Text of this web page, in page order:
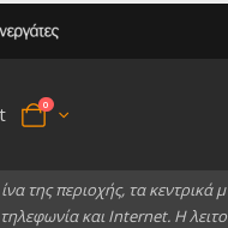
0
ίνα της περιοχής, τα κεντρικά μ
τηλεφωνία και Internet. Ηλειτο